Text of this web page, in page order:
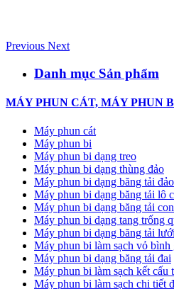
Previous Next
Danh mục Sản phẩm
MÁY PHUN CÁT, MÁY PHUN
Máy phun cát
Máy phun bi
Máy phun bi dạng treo
Máy phun bi dạng thùng đảo
Máy phun bi dạng băng tải đảo
Máy phun bi dạng băng tải lô
Máy phun bi dạng băng tải
Máy phun bi dạng tang trống
Máy phun bi dạng băng tải lưới
Máy phun bi làm sạch vỏ bình
Máy phun bi dạng băng tải đai
Máy phun bi làm sạch kết cấu
Máy phun bi làm sạch chi tiết